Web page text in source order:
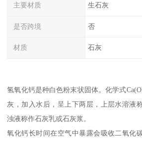
主要材质 生石灰
是否跨境 否
材质 石灰
氢氧化钙是种白色粉末状固体。化学式
灰，加入水后，呈上下两层，上层水溶液
浊液称作石灰乳或石灰浆。
氧化钙长时间在空气中暴露会吸收二氧化